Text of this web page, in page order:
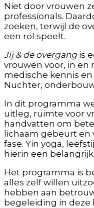
Niet door vrouwen
professionals.
zoeken, terwijl de
een rol speelt.
Jij & de overgang is
vrouwen voor, in en
medische kennis
Nuchter,
In dit programma
uitleg, ruimte voor
handvatten om
lichaam gebeurt en
fase. Yin yoga,
hierin een
Het programma is
alles zelf willen
hebben aan
begeleiding in deze